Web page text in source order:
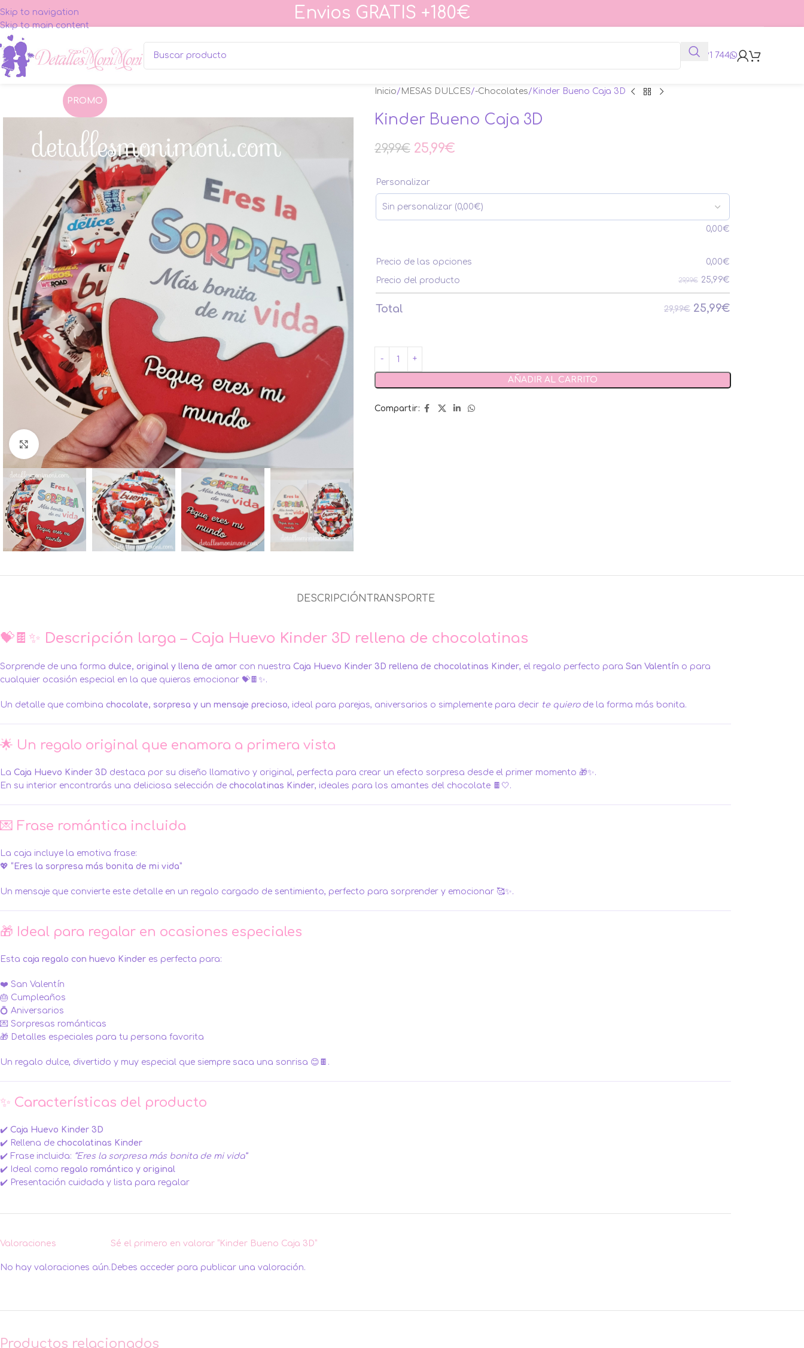
Skip to navigation
Skip to main content
Envios GRATIS +180€
625 991 744
PROMO
Ampliar foto
Inicio MESAS DULCES -Chocolates Kinder Bueno Caja 3D
Kinder Bueno Caja 3D
29,99€ 25,99€
Personalizar
0,00€
Precio de las opciones 0,00€
Precio del producto 29,99€ 25,99€
Total 29,99€ 25,99€
AÑADIR AL CARRITO
Compartir:
DESCRIPCIÓN TRANSPORTE
💝🍫✨ Descripción larga – Caja Huevo Kinder 3D rellena de chocolatinas
Sorprende de una forma dulce, original y llena de amor con nuestra Caja Huevo Kinder 3D rellena de chocolatinas Kinder, el regalo perfecto para San Valentín o para
cualquier ocasión especial en la que quieras emocionar 💝🍫✨.
Un detalle que combina chocolate, sorpresa y un mensaje precioso, ideal para parejas, aniversarios o simplemente para decir te quierode la forma más bonita.
🌟 Un regalo original que enamora a primera vista
La Caja Huevo Kinder 3D destaca por su diseño llamativo y original, perfecta para crear un efecto sorpresa desde el primer momento 🎁✨.
En su interior encontrarás una deliciosa selección de chocolatinas Kinder, ideales para los amantes del chocolate 🍫🤍.
💌 Frase romántica incluida
La caja incluye la emotiva frase:
💖 “Eres la sorpresa más bonita de mi vida”
Un mensaje que convierte este detalle en un regalo cargado de sentimiento, perfecto para sorprender y emocionar 🥰✨.
🎁 Ideal para regalar en ocasiones especiales
Esta caja regalo con huevo Kinder es perfecta para:
❤️ San Valentín
🎂 Cumpleaños
💍 Aniversarios
💌 Sorpresas románticas
🎁 Detalles especiales para tu persona favorita
Un regalo dulce, divertido y muy especial que siempre saca una sonrisa 😊🍫.
✨ Características del producto
✔️ Caja Huevo Kinder 3D
✔️ Rellena de chocolatinas Kinder
✔️ Frase incluida: “Eres la sorpresa más bonita de mi vida”
✔️ Ideal como regalo romántico y original
✔️ Presentación cuidada y lista para regalar
Valoraciones
No hay valoraciones aún.
Sé el primero en valorar “Kinder Bueno Caja 3D”
Debes acceder para publicar una valoración.
Productos relacionados